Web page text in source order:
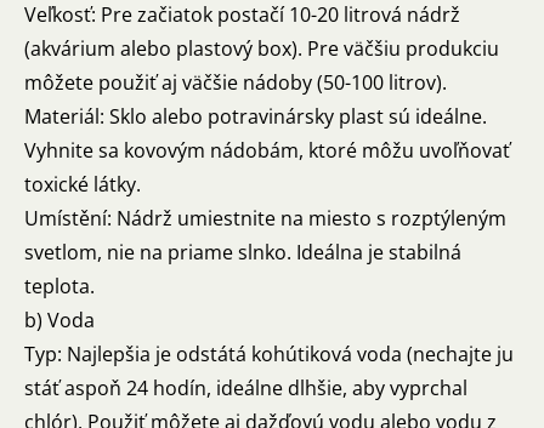
Veľkosť: Pre začiatok postačí 10-20 litrová nádrž
(akvárium alebo plastový box). Pre väčšiu produkciu
môžete použiť aj väčšie nádoby (50-100 litrov).
Materiál: Sklo alebo potravinársky plast sú ideálne.
Vyhnite sa kovovým nádobám, ktoré môžu uvoľňovať
toxické látky.
Umístění: Nádrž umiestnite na miesto s rozptýleným
svetlom, nie na priame slnko. Ideálna je stabilná
teplota.
b) Voda
Typ: Najlepšia je odstátá kohútiková voda (nechajte ju
stáť aspoň 24 hodín, ideálne dlhšie, aby vyprchal
chlór). Použiť môžete aj dažďovú vodu alebo vodu z